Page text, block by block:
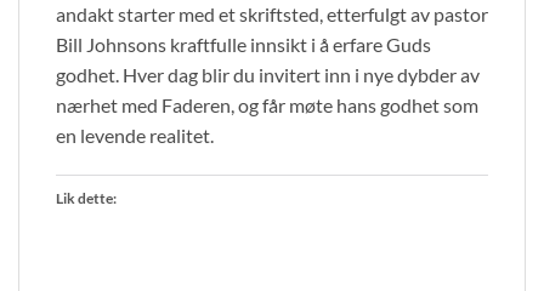
andakt starter med et skriftsted, etterfulgt av pastor
Bill Johnsons kraftfulle innsikt i å erfare Guds
godhet. Hver dag blir du invitert inn i nye dybder av
nærhet med Faderen, og får møte hans godhet som
en levende realitet.
Lik dette: